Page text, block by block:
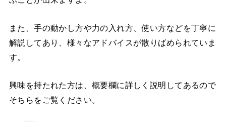
また、手の動かし方や力の入れ方、使い方などを丁寧に
解説してあり、様々なアドバイスが散りばめられていま
す。
興味を持たれた方は、概要欄に詳しく説明してあるので
そちらをご覧ください。